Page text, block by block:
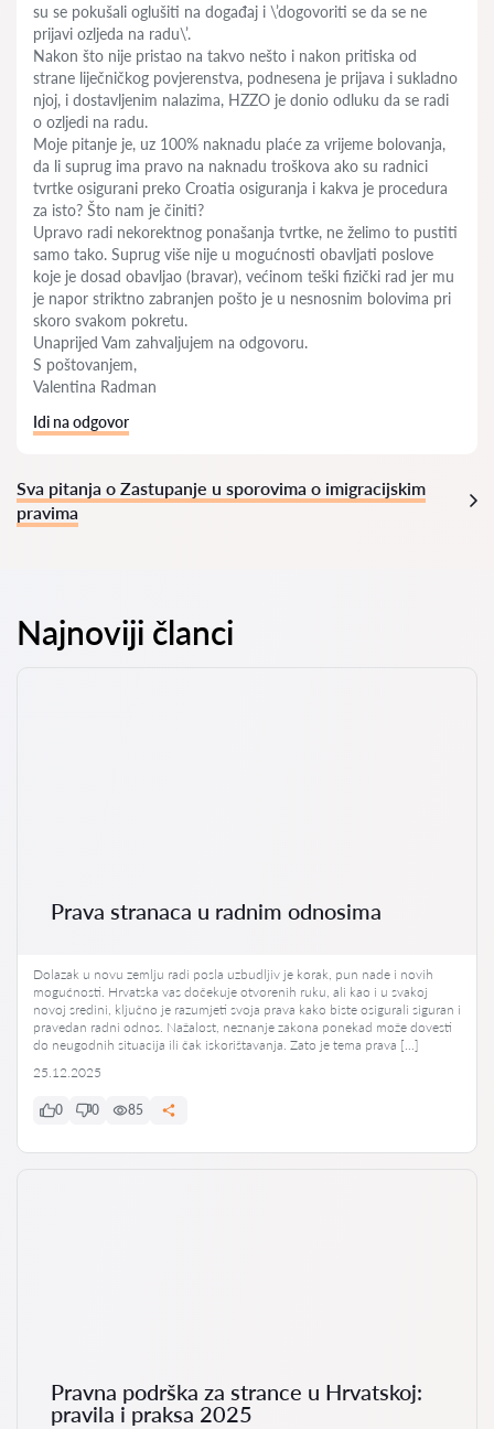
su se pokušali oglušiti na događaj i \’dogovoriti se da se ne
prijavi ozljeda na radu\’.
Nakon što nije pristao na takvo nešto i nakon pritiska od
strane liječničkog povjerenstva, podnesena je prijava i sukladno
njoj, i dostavljenim nalazima, HZZO je donio odluku da se radi
o ozljedi na radu.
Moje pitanje je, uz 100% naknadu plaće za vrijeme bolovanja,
da li suprug ima pravo na naknadu troškova ako su radnici
tvrtke osigurani preko Croatia osiguranja i kakva je procedura
za isto? Što nam je činiti?
Upravo radi nekorektnog ponašanja tvrtke, ne želimo to pustiti
samo tako. Suprug više nije u mogućnosti obavljati poslove
koje je dosad obavljao (bravar), većinom teški fizički rad jer mu
je napor striktno zabranjen pošto je u nesnosnim bolovima pri
skoro svakom pokretu.
Unaprijed Vam zahvaljujem na odgovoru.
S poštovanjem,
Valentina Radman
Idi na odgovor
Sva pitanja o Zastupanje u sporovima o imigracijskim
pravima
Najnoviji članci
Prava stranaca u radnim odnosima
Dolazak u novu zemlju radi posla uzbudljiv je korak, pun nade i novih
mogućnosti. Hrvatska vas dočekuje otvorenih ruku, ali kao i u svakoj
novoj sredini, ključno je razumjeti svoja prava kako biste osigurali siguran i
pravedan radni odnos. Nažalost, neznanje zakona ponekad može dovesti
do neugodnih situacija ili čak iskorištavanja. Zato je tema prava […]
25.12.2025
0 0 85
Pravna podrška za strance u Hrvatskoj:
pravila i praksa 2025